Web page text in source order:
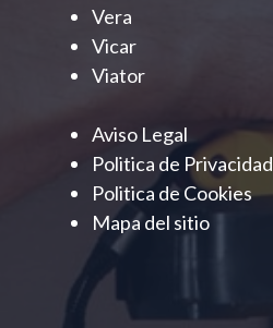
Vera
Vicar
Viator
Aviso Legal
Politica de Privacidad
Politica de Cookies
Mapa del sitio